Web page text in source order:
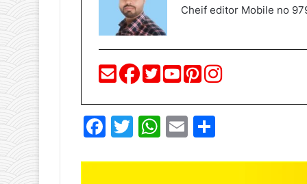
Cheif editor Mobile no
F
c
T
itt
W
at
E
ai ar